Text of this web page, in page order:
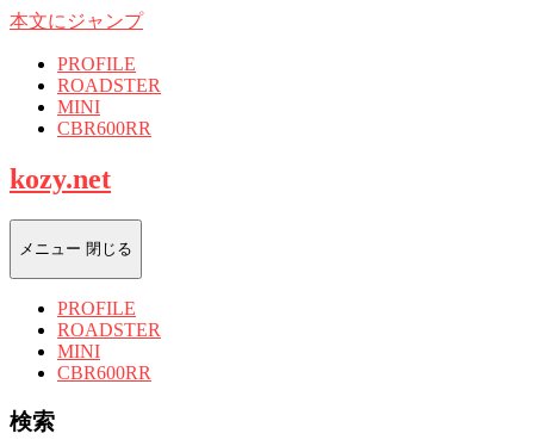
本文にジャンプ
PROFILE
ROADSTER
MINI
CBR600RR
kozy.net
メニュー 閉じる
PROFILE
ROADSTER
MINI
CBR600RR
検索